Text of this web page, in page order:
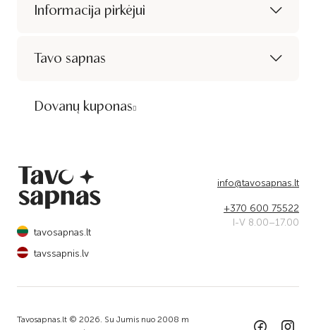
Informacija pirkėjui
Tavo sapnas
Dovanų kuponas
info@tavosapnas.lt
+370 600 75522
I-V 8.00–17.00
tavosapnas.lt
tavssapnis.lv
Tavosapnas.lt © 2026. Su Jumis nuo 2008 m